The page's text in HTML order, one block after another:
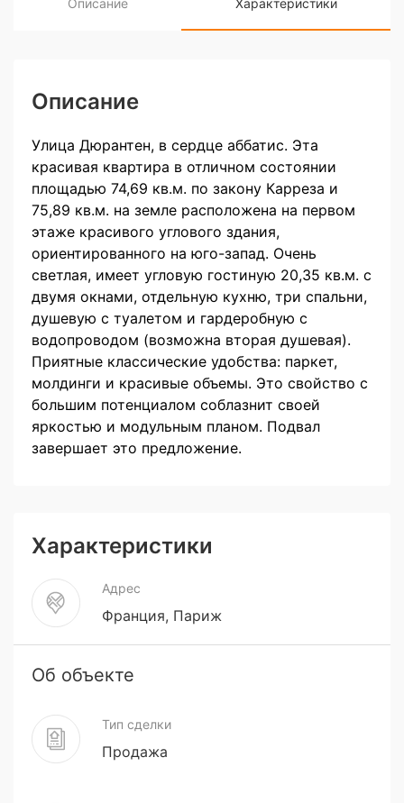
Описание Характеристики
Описание
Улица Дюрантен, в сердце аббатис. Эта
красивая квартира в отличном состоянии
площадью 74,69 кв.м. по закону Карреза и
75,89 кв.м. на земле расположена на первом
этаже красивого углового здания,
ориентированного на юго-запад. Очень
светлая, имеет угловую гостиную 20,35 кв.м. с
двумя окнами, отдельную кухню, три спальни,
душевую с туалетом и гардеробную с
водопроводом (возможна вторая душевая).
Приятные классические удобства: паркет,
молдинги и красивые объемы. Это свойство с
большим потенциалом соблазнит своей
яркостью и модульным планом. Подвал
завершает это предложение.
Характеристики
Адрес
Франция, Париж
Об объекте
Тип сделки
Продажа